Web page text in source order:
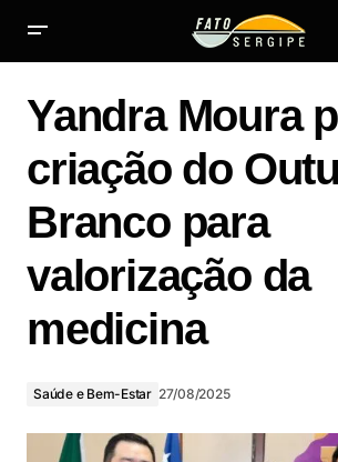
Yandra Moura
criação do
Branco para
valorização da
medicina
Saúde e Bem-Estar 27/08/2025